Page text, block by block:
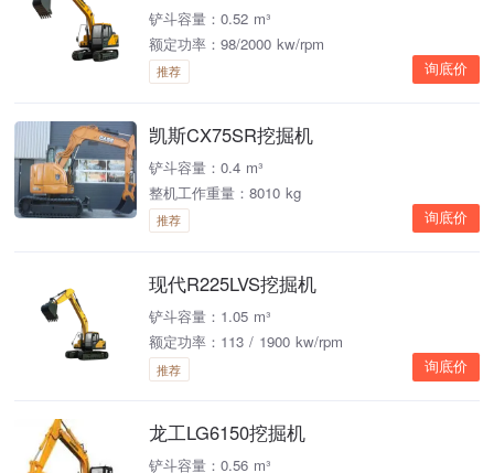
铲斗容量：0.52 m³
额定功率：98/2000 kw/rpm
推荐 询底价
凯斯CX75SR挖掘机
铲斗容量：0.4 m³
整机工作重量：8010 kg
推荐 询底价
现代R225LVS挖掘机
铲斗容量：1.05 m³
额定功率：113 / 1900 kw/rpm
推荐 询底价
龙工LG6150挖掘机
铲斗容量：0.56 m³